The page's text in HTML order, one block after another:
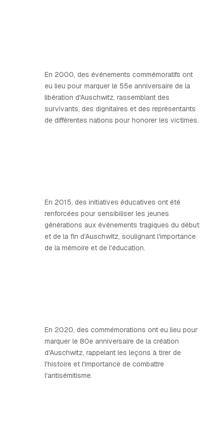
En 2000, des événements commémoratifs ont
eu lieu pour marquer le 55e anniversaire de la
libération d'Auschwitz, rassemblant des
survivants, des dignitaires et des représentants
de différentes nations pour honorer les victimes.
En 2015, des initiatives éducatives ont été
renforcées pour sensibiliser les jeunes
générations aux événements tragiques du début
et de la fin d'Auschwitz, soulignant l'importance
de la mémoire et de l'éducation.
En 2020, des commémorations ont eu lieu pour
marquer le 80e anniversaire de la création
d'Auschwitz, rappelant les leçons à tirer de
l'histoire et l'importance de combattre
l'antisémitisme.